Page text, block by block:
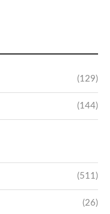
(129)
(144)
(511)
(26)